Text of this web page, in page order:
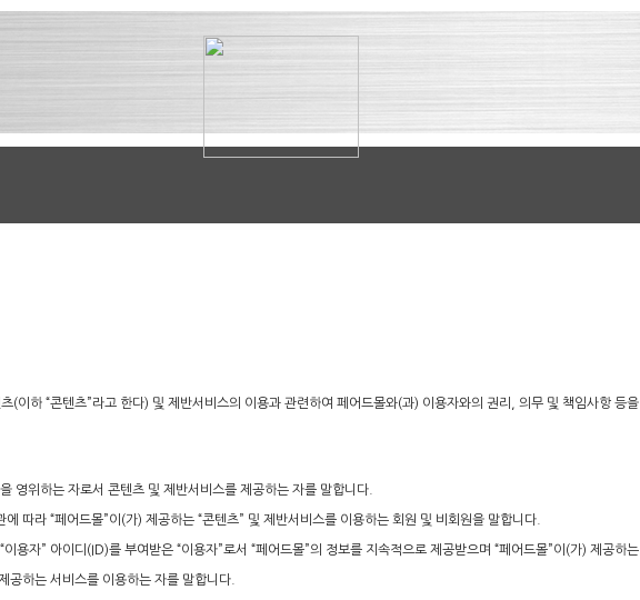
(이하 “콘텐츠”라고 한다) 및 제반서비스의 이용과 관련하여 페어드몰와(과) 이용자와의 권리, 의무 및 책임사항 등
영위하는 자로서 콘텐츠 및 제반서비스를 제공하는 자를 말합니다.
따라 “페어드몰”이(가) 제공하는 “콘텐츠” 및 제반서비스를 이용하는 회원 및 비회원을 말합니다.
용자” 아이디(ID)를 부여받은 “이용자”로서 “페어드몰”의 정보를 지속적으로 제공받으며 “페어드몰”이(가) 제공하
공하는 서비스를 이용하는 자를 말합니다.